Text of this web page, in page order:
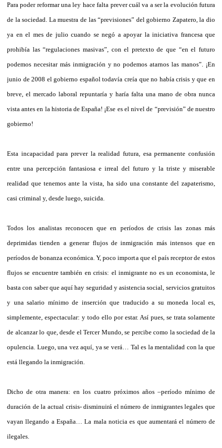
Para poder reformar una ley hace falta prever cuál va a ser la evolución futura
de la sociedad. La muestra de las “previsiones” del gobierno Zapatero, la dio
ya en el mes de julio cuando se negó a apoyar la iniciativa francesa que
prohibía las “regulaciones masivas”, con el pretexto de que “en el futuro
podemos necesitar más inmigración y no podemos atarnos las manos”. ¡En
junio de 2008 el gobierno español todavía creía que no había crisis y que en
breve, el mercado laboral repuntaría y haría falta una mano de obra nunca
vista antes en la historia de España! ¡Ese es el nivel de “previsión” de nuestro
gobierno!
Esta incapacidad para prever la realidad futura, esa permanente confusión
entre una percepción fantasiosa e irreal del futuro y la triste y miserable
realidad que tenemos ante la vista, ha sido una constante del zapaterismo,
casi criminal y, desde luego, suicida.
Todos los analistas reconocen que en períodos de crisis las zonas más
deprimidas tienden a generar flujos de inmigración más intensos que en
períodos de bonanza económica. Y, poco importa que el país receptor de estos
flujos se encuentre también en crisis: el inmigrante no es un economista, le
basta con saber que aquí hay seguridad y asistencia social, servicios gratuitos
y una salario mínimo de inserción que traducido a su moneda local es,
simplemente, espectacular: y todo ello por estar. Así pues, se trata solamente
de alcanzar lo que, desde el Tercer Mundo, se percibe como la sociedad de la
opulencia. Luego, una vez aquí, ya se verá… Tal es la mentalidad con la que
está llegando la inmigración.
Dicho de otra manera: en los cuatro próximos años –período mínimo de
duración de la actual crisis- disminuirá el número de inmigrantes legales que
vayan llegando a España… La mala noticia es que aumentará el número de
ilegales.